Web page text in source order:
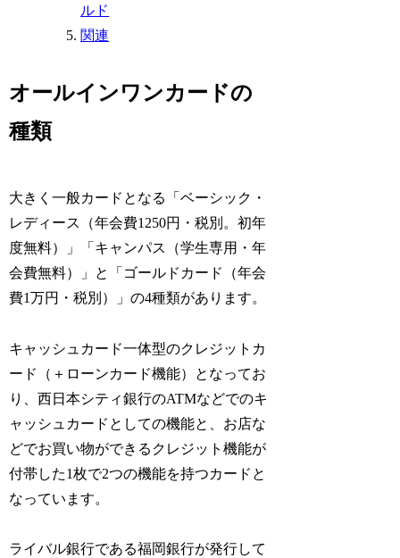
ルド
関連
オールインワンカードの
種類
大きく一般カードとなる「ベーシック・
レディース（年会費1250円・税別。初年
度無料）」「キャンパス（学生専用・年
会費無料）」と「ゴールドカード（年会
費1万円・税別）」の4種類があります。
キャッシュカード一体型のクレジットカ
ード（＋ローンカード機能）となってお
り、西日本シティ銀行のATMなどでのキ
ャッシュカードとしての機能と、お店な
どでお買い物ができるクレジット機能が
付帯した1枚で2つの機能を持つカードと
なっています。
ライバル銀行である福岡銀行が発行して